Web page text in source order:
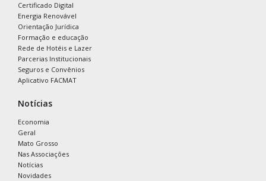
Certificado Digital
Energia Renovável
Orientação Jurídica
Formação e educação
Rede de Hotéis e Lazer
Parcerias Institucionais
Seguros e Convênios
Aplicativo FACMAT
Notícias
Economia
Geral
Mato Grosso
Nas Associações
Notícias
Novidades